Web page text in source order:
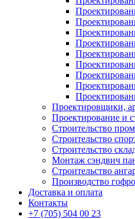
Проектировщики,
Проектирование и
Строительство
Строительство
Строительство
Монтаж сэндвич
Строительство
Производство
Доставка и оплата
Контакты
+7 (705) 504 00 23